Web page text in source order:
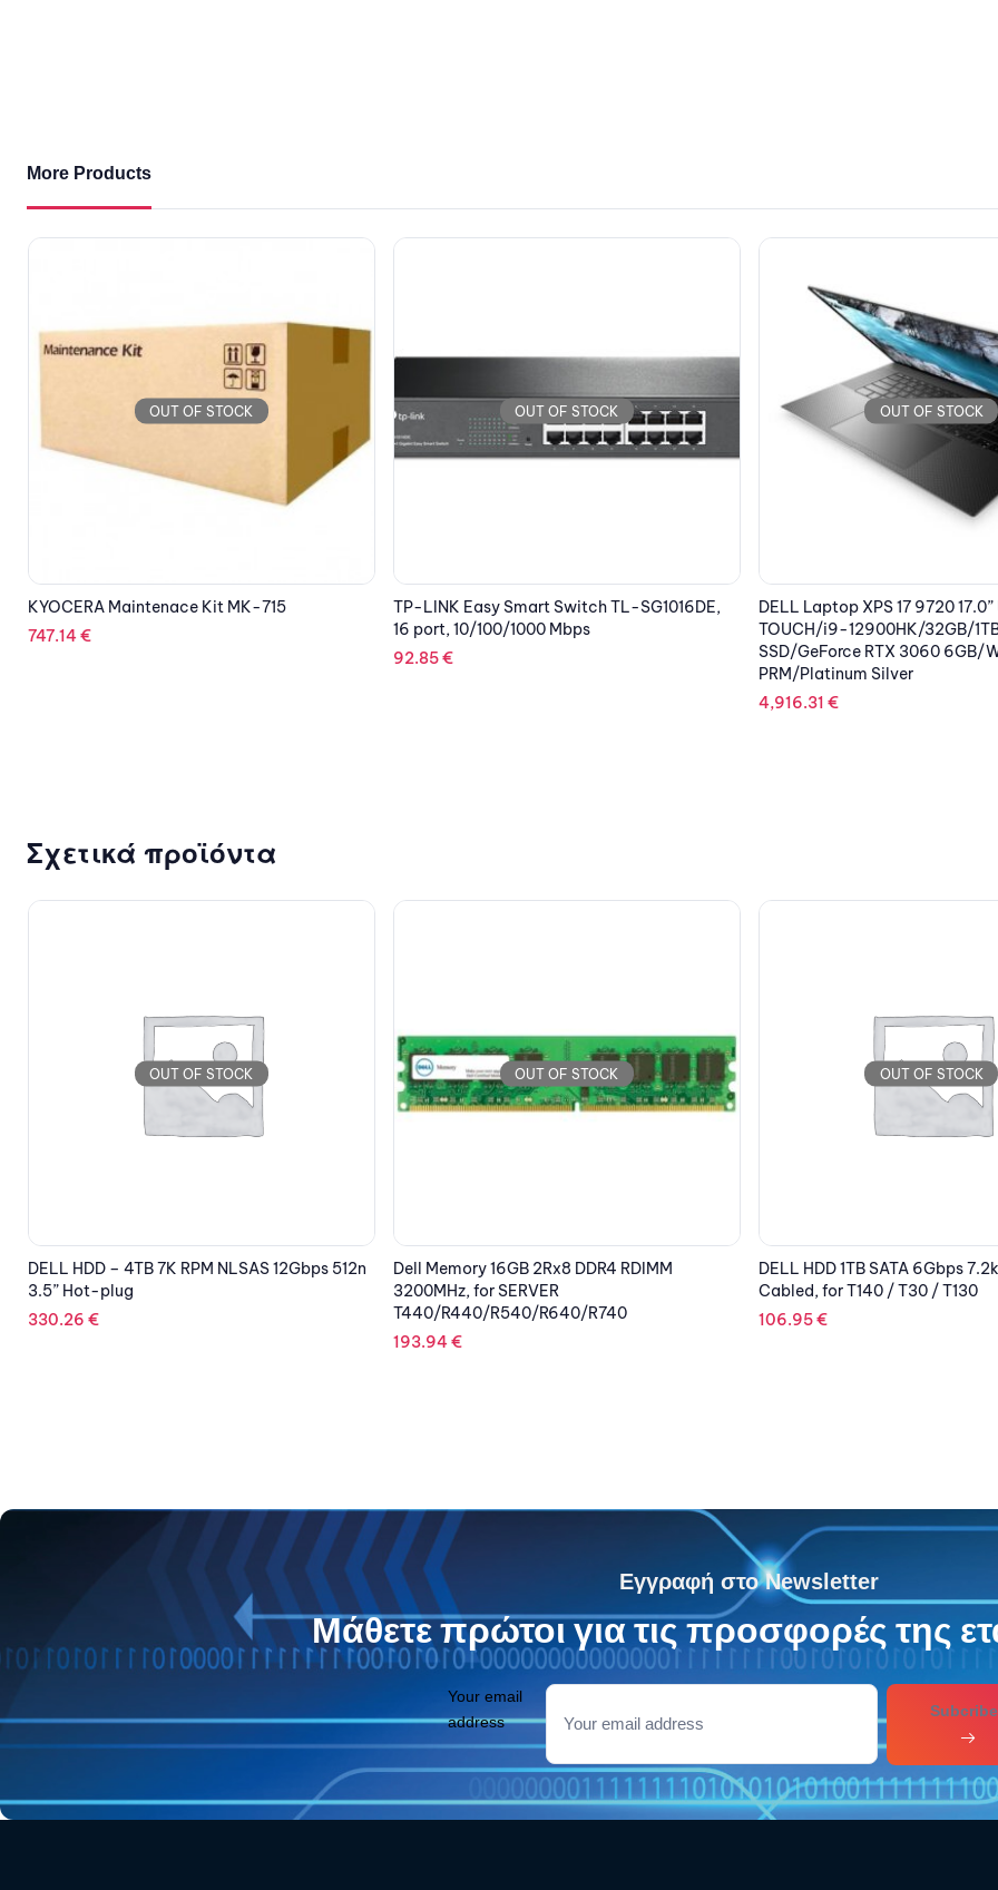
More Products
OUT OF STOCK
TP-LINK Easy Smart Switch TL-SG1016DE,
16 port, 10/100/1000 Mbps
OUT OF STOCK
DELL Laptop XPS 17 9720 17.0” UHD+
TOUCH/i9-12900HK/32GB/1TB
SSD/GeForce RTX 3060 6GB/Win 11 Pro/2Y
OUT OF STOCK
KYOCERA ADF DP-7110
1,738.68€
Σχετικά προϊόντα
OUT OF STOCK
Dell Memory 16GB 2Rx8 DDR4 RDIMM
3200MHz, for SERVER
T440/R440/R540/R640/R740
OUT OF STOCK
DELL HDD 1TB SATA 6Gbps 7.2k 3.5” HD
Cabled, for T140 / T30 / T130
106.95€
OUT OF STOCK
DELL HDD 1.2TB 10K RPM SAS
2.5” Hot-plug, 14G Rack Servers
169.69€
Εγγραφή στο Newsletter
Μάθετε πρώτοι για τις προσφορές της
Your email
address